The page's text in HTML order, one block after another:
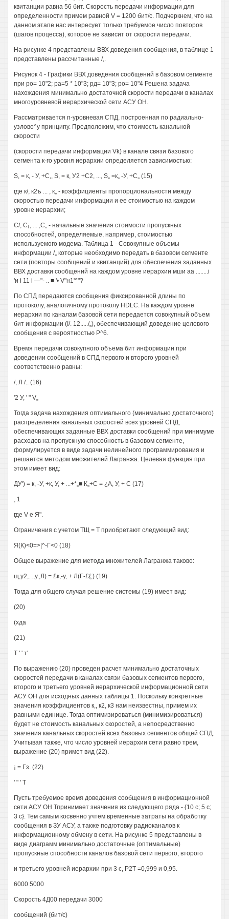
квитанции равна 56 бит. Скорость передачи информации для
определенности примем равной V = 1200 бит/с. Подчеркнем, что на
данном этапе нас интересует только требуемое число повторов
(шагов процесса), которое не зависит от скорости передачи.
На рисунке 4 представлены ВВХ доведения сообщения, в таблице 1
представлены рассчитанные /,.
Рисунок 4 - Графики ВВХ доведения сообщений в базовом сегменте
при ро= 10"2; ра=5 * 10"3; рд= 10"3; ро= 10"4 Решена задача
нахождения минимально достаточной скорости передачи в каналах
многоуровневой иерархической сети АСУ ОН.
Рассматривается п-уровневая СПД, построенная по радиально-
узлово^у принципу. Предположим, что стоимость канальной
скорости
(скорости передачи информации Vk) в канале связи базового
сегмента к-го уровня иерархии определяется зависимостью:
S, = к, - У, +С,, S, = к, У2 +С2, ..., S„ =к„ -У, +С„ (15)
где к/, к2ъ ... , к„ - коэффициенты пропорциональности между
скоростью передачи информации и ее стоимостью на каждом
уровне иерархии;
С/, C¡, ... ,С„ - начальные значения стоимости пропускных
способностей, определяемые, например, стоимостью
используемого модема. Таблица 1 - Совокупные объемы
информации /„ которые необходимо передать в базовом сегменте
сети (повторы сообщений и квитанций) для обеспечения заданных
ВВХ доставки сообщений на каждом уровне иерархии мши аа ........i
'и i 11 i —"- .. ■ '• V"н1'^"?
По СПД передаются сообщения фиксированной длины по
протоколу, аналогичному протоколу HDLC. На каждом уровне
иерархии по каналам базовой сети передается совокупный объем
бит информации (I/. 12...../„), обеспечивающий доведение целевого
сообщения с вероятностью Р^6.
Время передачи совокупного объема бит информации при
доведении сообщений в СПД первого и второго уровней
соответственно равны:
/, Л /.. (16)
'2 У, ' " V„
Тогда задача нахождения оптимального (минимально достаточного)
распределения канальных скоростей всех уровней СПД,
обеспечивающих заданные ВВХ доставки сообщений при минимуме
расходов на пропускную способность в базовом сегменте,
формулируется в виде задачи нелинейного программирования и
решается методом множителей Лагранжа. Целевая функция при
этом имеет вид:
ДУ') = к, -У, +к, У, + ...+*„■ К„+С = ¿А, У, + С (17)
, 1
где V е Я".
Ограничения с учетом ТЩ = Т приобретают следующий вид:
Я(К)<0=>|^-Г<0 (18)
Общее выражение для метода множителей Лагранжа таково:
щ,у2,...,у.,Л) = £к,-у, + Л(Г-£{;) (19)
Тогда для общего случая решение системы (19) имеет вид:
(20)
(хда
(21)
Т ' ' т'
По выражению (20) проведен расчет минимально достаточных
скоростей передачи в каналах связи базовых сегментов первого,
второго и третьего уровней иерархической информационной сети
АСУ ОН для исходных данных таблицы 1. Поскольку конкретные
значения коэффициентов к,, к2, к3 нам неизвестны, примем их
равными единице. Тогда оптимизироваться (минимизироваться)
будет не стоимость канальных скоростей, а непосредственно
значения канальных скоростей всех базовых сегментов общей СПД.
Учитывая также, что число уровней иерархии сети равно трем,
выражение (20) примет вид (22).
¡ = Гз. (22)
' " ' Т
Пусть требуемое время доведения сообщения в информационной
сети АСУ ОН Тпринимает значения из следующего ряда - {10 с; 5 с;
3 с}. Тем самым косвенно учтем временные затраты на обработку
сообщения в ЗУ АСУ, а также подготовку радиоканалов к
информационному обмену в сети. На рисунке 5 представлены в
виде диаграмм минимально достаточные (оптимальные)
пропускные способности каналов базовой сети первого, второго
и третьего уровней иерархии при 3 с, Р2Т =0,999 и 0,95.
6000 5000
Скорость 4Д00 передачи 3000
сообщений (бит/с)